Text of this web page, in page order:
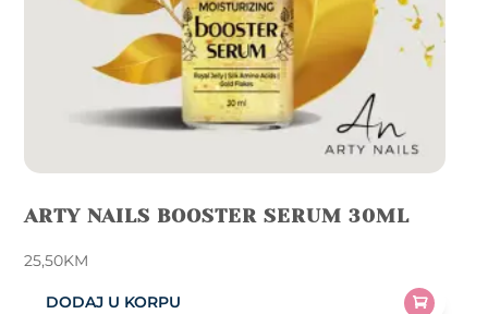
ARTY NAILS BOOSTER SERUM 30ML
25,50KM
DODAJ U KORPU